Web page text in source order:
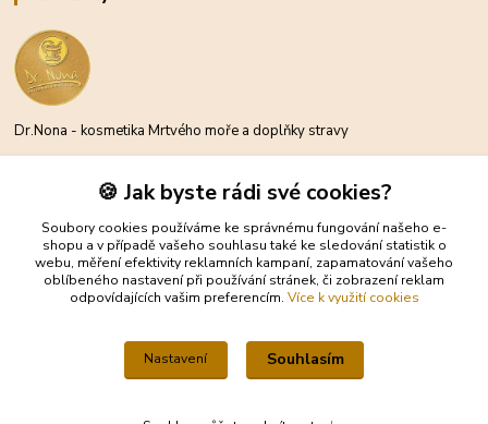
Dr.Nona - kosmetika Mrtvého moře a doplňky stravy
Michael Moder
+420 734 300 212
(Po-Pá, 8-16 hod.)
info@eshop-drnona.cz
Michael Moder® – Všechna práva vyhrazena – 0bsah webu je chráněn
🍪 Jak byste rádi své cookies?
Soubory cookies používáme ke správnému fungování našeho e-
shopu a v případě vašeho souhlasu také ke sledování statistik o
webu, měření efektivity reklamních kampaní, zapamatování vašeho
oblíbeného nastavení při používání stránek, či zobrazení reklam
odpovídajících vašim preferencím. Více k využití cookies
Nastavení Souhlasím